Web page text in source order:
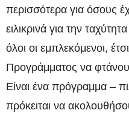
περισσότερα για όσους
ειλικρινά για την
όλοι οι εμπλεκόμενοι,
Προγράμματος να
Είναι ένα πρόγραμμα –
πρόκειται να